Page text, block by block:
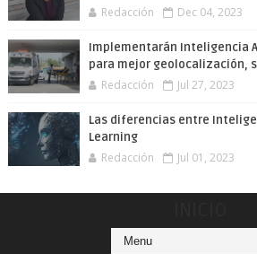
Redacción Dec 04, 2023
Implementarán Inteligencia
para mejor geolocalización,
Redacción Jul 27, 2023
Las diferencias entre
Learning
Redacción Jul 01, 2023